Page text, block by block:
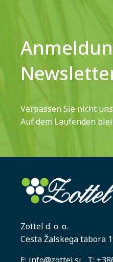
Verpassen Sie nicht
Auf dem Laufenden
Zottel d. o. o.
Cesta Žalskega